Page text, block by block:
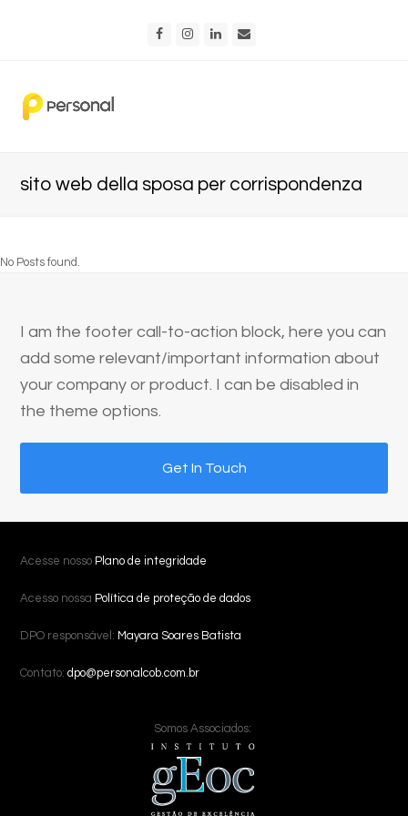
FacebookInstagram
LinkedIn
sito web della sposa per corrispondenza
No Posts found.
I am the footer call-to-action block, here you can
add some relevant/important information about
your company or product. I can be disabled in
the theme options.
Get In Touch
Acesse nosso Plano de integridade
Acesso nossa Política de proteção de dados
DPO responsável: Mayara Soares Batista
Contato:dpo@personalcob.com.br
Somos Associados: